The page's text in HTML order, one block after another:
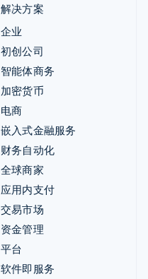
解决方案
企业
初创公司
智能体商务
加密货币
电商
嵌入式金融服务
财务自动化
全球商家
应用内支付
交易市场
资金管理
平台
软件即服务